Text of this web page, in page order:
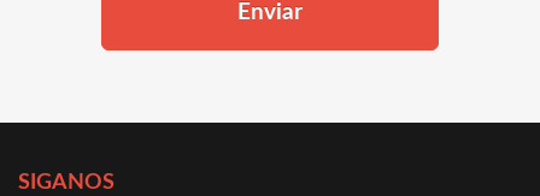
Enviar
SIGANOS